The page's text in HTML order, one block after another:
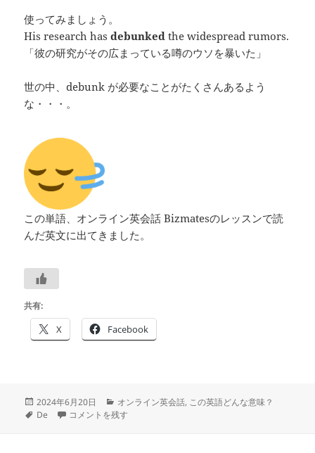
使ってみましょう。
His research hasdebunked the widespread rumors.
「彼の研究がその広まっている噂のウソを暴いた」
世の中、debunk が必要なことがたくさんあるよう
な・・・。
この単語、オンライン英会話 Bizmatesのレッスンで読
んだ英文に出てきました。
共有:
X Facebook
投
稿
2024年6月20日
カ
テ
オンライン英会話, この英語どんな意味？
タ
De debunk は――#つぶやき英単語 2409 に
コメントを残す